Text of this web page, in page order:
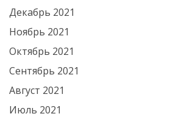
Декабрь 2021
Ноябрь 2021
Октябрь 2021
Сентябрь 2021
Август 2021
Июль 2021